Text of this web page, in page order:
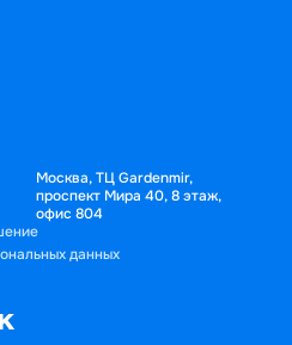
Москва, ТЦ Gardenmir,
проспект Мира 40, 8 этаж,
офис 804
данных